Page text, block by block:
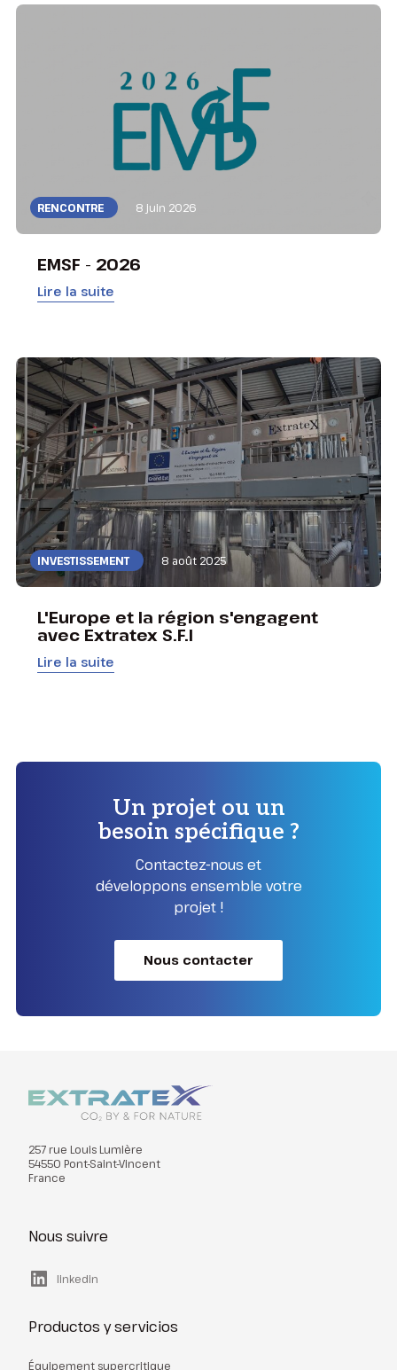
RENCONTRE 8 juin 2026
EMSF - 2026
Lire la suite
INVESTISSEMENT 8 août 2025
L'Europe et la région s'engagent
avec Extratex S.F.I
Lire la suite
Un projet ou un
besoin spécifique ?
Contactez-nous et
développons ensemble votre
projet !
Nous contacter
257 rue Louis Lumière
54550 Pont-Saint-Vincent
France
Productos y servicios
Équipement supercritique
Nous suivre
linkedin